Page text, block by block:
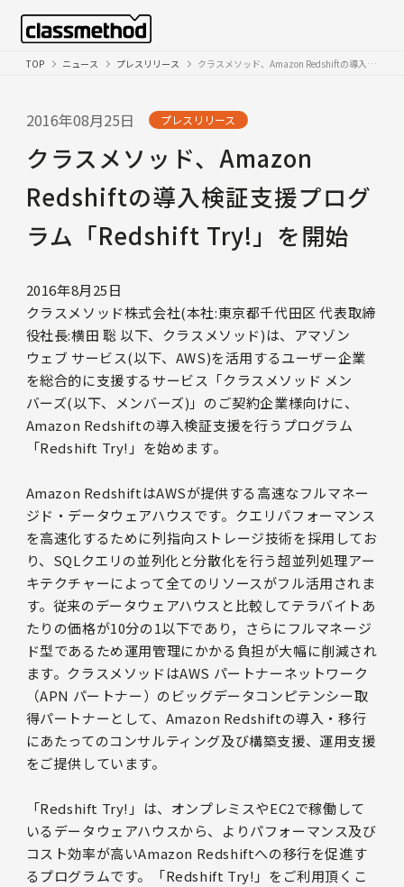
TOP ニュース プレスリリース クラスメソッド、Amazon Redshiftの導入検証支援プログラム「Redshift Try!」を開始
2016年08月25日 プレスリリース
クラスメソッド、Amazon
Redshiftの導入検証支援プログ
ラム「Redshift Try!」を開始
2016年8月25日
クラスメソッド株式会社(本社:東京都千代田区 代表取締
役社長:横田 聡 以下、クラスメソッド)は、アマゾン
ウェブ サービス(以下、AWS)を活用するユーザー企業
を総合的に支援するサービス「クラスメソッド メン
バーズ(以下、メンバーズ)」のご契約企業様向けに、
Amazon Redshiftの導入検証支援を行うプログラム
「Redshift Try!」を始めます。
Amazon RedshiftはAWSが提供する高速なフルマネー
ジド・データウェアハウスです。クエリパフォーマンス
を高速化するために列指向ストレージ技術を採用してお
り、SQLクエリの並列化と分散化を行う超並列処理アー
キテクチャーによって全てのリソースがフル活用されま
す。従来のデータウェアハウスと比較してテラバイトあ
たりの価格が10分の1以下であり，さらにフルマネージ
ド型であるため運用管理にかかる負担が大幅に削減され
ます。クラスメソッドはAWS パートナーネットワーク
（APN パートナー）のビッグデータコンピテンシー取
得パートナーとして、Amazon Redshiftの導入・移行
にあたってのコンサルティング及び構築支援、運用支援
をご提供しています。
「Redshift Try!」は、オンプレミスやEC2で稼働して
いるデータウェアハウスから、よりパフォーマンス及び
コスト効率が高いAmazon Redshiftへの移行を促進す
るプログラムです。「Redshift Try!」をご利用頂くこ